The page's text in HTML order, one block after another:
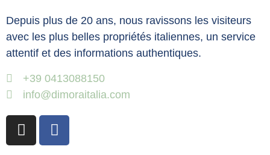
Depuis plus de 20 ans, nous ravissons les visiteurs
avec les plus belles propriétés italiennes, un service
attentif et des informations authentiques.
+39 0413088150
info@dimoraitalia.com